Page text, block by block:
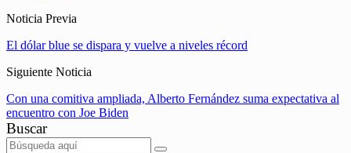
Noticia Previa
El dólar blue se dispara y vuelve a niveles récord
Siguiente Noticia
Con una comitiva ampliada, Alberto Fernández suma expectativa al
encuentro con Joe Biden
Buscar